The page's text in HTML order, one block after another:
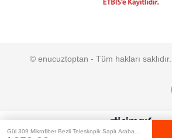
© enucuztoptan - Tüm hakları saklıdır.
Gül 309 Mikrofiber Bezli Teleskopik Saplı Araba